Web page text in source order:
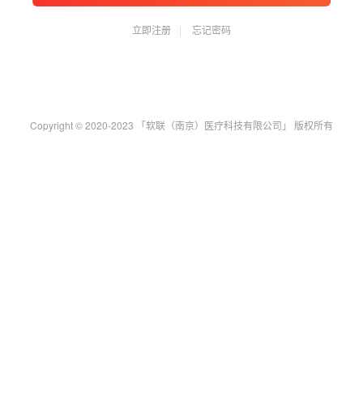
立即注册 忘记密码
Copyright © 2020-2023 「软联（南京）医疗科技有限公司」 版权所有